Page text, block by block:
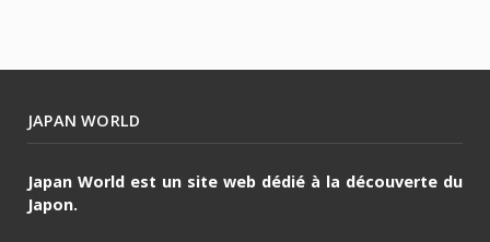
JAPAN WORLD
Japan World est un site web dédié à la découverte du
Japon.